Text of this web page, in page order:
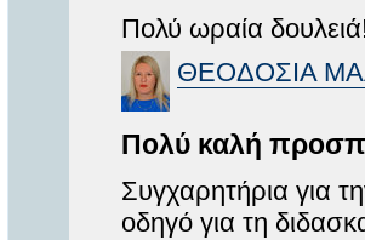
Πολύ ωραία
ΘΕΟΔΟΣΙΑ
Πολύ καλή
Συγχαρητήρια για
οδηγό για τη